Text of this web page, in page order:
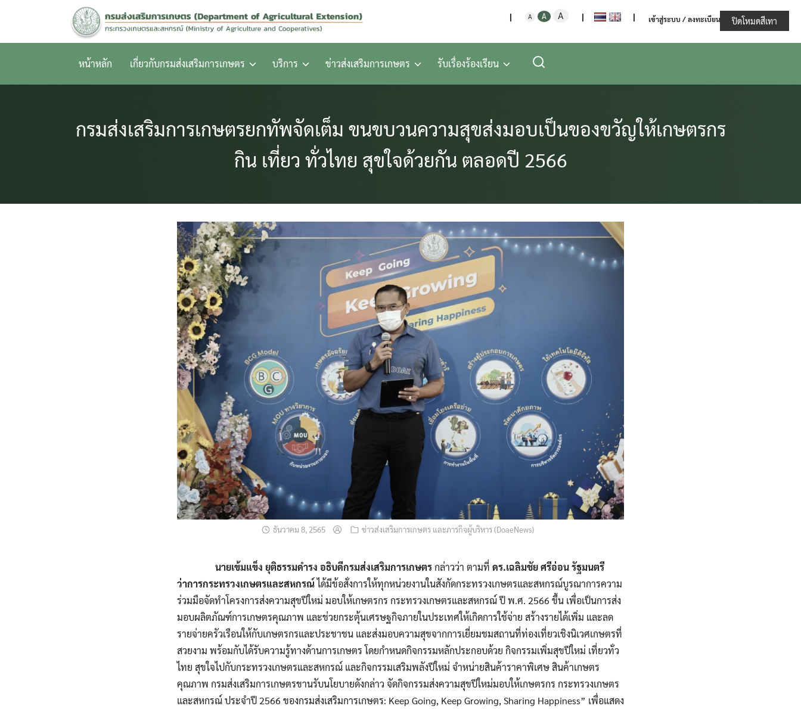
กรมส่งเสริมการเกษตร กระทรวงเกษตรและสหกรณ์
A Decrease
fontAReset
font
A Increase
| | เข้าสู่ระบบ / ลงทะเบียน
หน้าหลัก เกี่ยวกับกรมส่งเสริมการเกษตร บริการ ข่าวส่งเสริมการเกษตร รับเรื่องร้องเรียน
กรมส่งเสริมการเกษตรยกทัพจัดเต็ม ขนขบวนความสุขส่งมอบเป็นของขวัญให้เกษตรกร
กิน เที่ยว ทั่วไทย สุขใจด้วยกัน ตลอดปี 2566
ธันวาคม 8, 2565 ข่าวส่งเสริมการเกษตร และภารกิจผู้บริหาร (DoaeNews)
นายเข้มแข็ง ยุติธรรมดำรง อธิบดีกรมส่งเสริมการเกษตรกล่าวว่า ตามที่ ดร.เฉลิมชัย ศรีอ่อน รัฐมนตรี
ว่าการกระทรวงเกษตรและสหกรณ์ได้มีข้อสั่งการให้ทุกหน่วยงานในสังกัดกระทรวงเกษตรและสหกรณ์บูรณาการความ
ร่วมมือจัดทำโครงการส่งความสุขปีใหม่ มอบให้เกษตรกร กระทรวงเกษตรและสหกรณ์ ปี พ.ศ. 2566 ขึ้น เพื่อเป็นการส่ง
มอบผลิตภัณฑ์การเกษตรคุณภาพ และช่วยกระตุ้นเศรษฐกิจภายในประเทศให้เกิดการใช้จ่าย สร้างรายได้เพิ่ม และลด
รายจ่ายครัวเรือนให้กับเกษตรกรและประชาชน และส่งมอบความสุขจากการเยี่ยมชมสถานที่ท่องเที่ยวเชิงนิเวศเกษตรที่
สวยงาม พร้อมกับได้รับความรู้ทางด้านการเกษตร โดยกำหนดกิจกรรมหลักประกอบด้วย กิจกรรมเพิ่มสุขปีใหม่ เที่ยวทั่ว
ไทย สุขใจไปกับกระทรวงเกษตรและสหกรณ์ และกิจกรรมเสริมพลังปีใหม่ จำหน่ายสินค้าราคาพิเศษ สินค้าเกษตร
คุณภาพ กรมส่งเสริมการเกษตรขานรับนโยบายดังกล่าว จัดกิจกรรมส่งความสุขปีใหม่มอบให้เกษตรกร กระทรวงเกษตร
และสหกรณ์ ประจำปี 2566 ของกรมส่งเสริมการเกษตร: Keep Going, Keep Growing, Sharing Happiness” เพื่อแสดง
ปิดโหมดสีเทา